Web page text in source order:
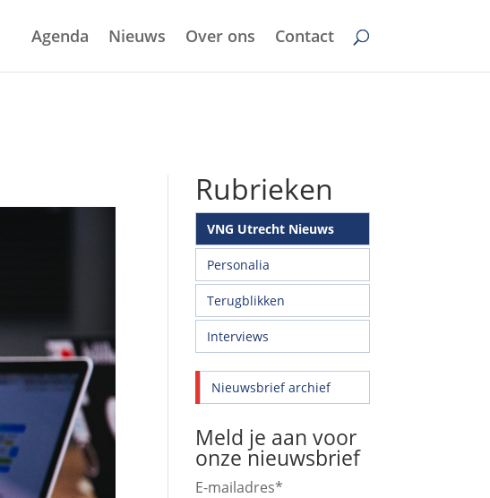
Agenda Nieuws Over ons Contact
Rubrieken
VNG Utrecht Nieuws
Personalia
Terugblikken
Interviews
Nieuwsbrief archief
Meld je aan voor
onze nieuwsbrief
E-mailadres*